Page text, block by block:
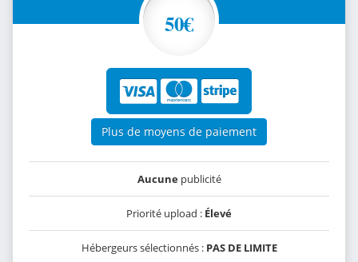
50€
Plus de moyens de paiement
Aucunepublicité
Priorité upload : Élevé
Hébergeurs sélectionnés : PAS DE LIMITE